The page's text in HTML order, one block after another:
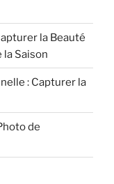
la Beauté
Saison
: Capturer la
de